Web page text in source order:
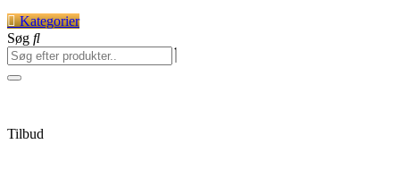
Kategorier
Søg
Tilbud